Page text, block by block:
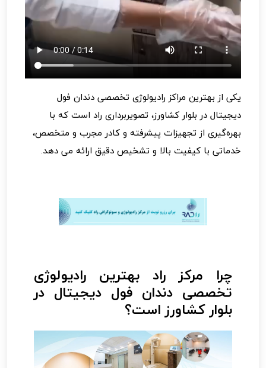
یکی از بهترین مراکز رادیولوژی تخصصی دندان فول
دیجیتال در بلوار کشاورز، تصویربرداری راد است که با
بهره‌گیری از تجهیزات پیشرفته و کادر مجرب و متخصص،
خدماتی با کیفیت بالا و تشخیص دقیق ارائه می دهد.
چرا مرکز راد بهترین رادیولوژی
تخصصی دندان فول دیجیتال در
بلوار کشاورز است؟